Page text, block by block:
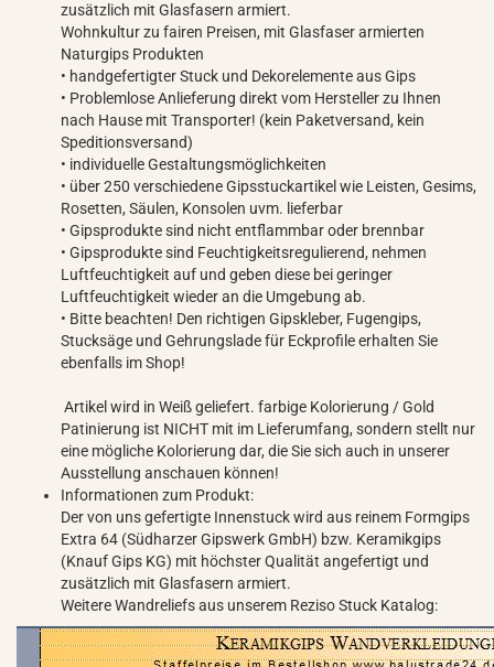
zusätzlich mit Glasfasern armiert.
Wohnkultur zu fairen Preisen, mit Glasfaser armierten
Naturgips Produkten
• handgefertigter Stuck und Dekorelemente aus Gips
• Problemlose Anlieferung direkt vom Hersteller zu Ihnen
nach Hause mit Transporter! (kein Paketversand, kein
Speditionsversand)
• individuelle Gestaltungsmöglichkeiten
• über 250 verschiedene Gipsstuckartikel wie Leisten, Gesims,
Rosetten, Säulen, Konsolen uvm. lieferbar
• Gipsprodukte sind nicht entflammbar oder brennbar
• Gipsprodukte sind Feuchtigkeitsregulierend, nehmen
Luftfeuchtigkeit auf und geben diese bei geringer
Luftfeuchtigkeit wieder an die Umgebung ab.
• Bitte beachten! Den richtigen Gipskleber, Fugengips,
Stucksäge und Gehrungslade für Eckprofile erhalten Sie
ebenfalls im Shop!
Artikel wird in Weiß geliefert. farbige Kolorierung / Gold
Patinierung ist NICHT mit im Lieferumfang, sondern stellt nur
eine mögliche Kolorierung dar, die Sie sich auch in unserer
Ausstellung anschauen können!
Informationen zum Produkt:
Der von uns gefertigte Innenstuck wird aus reinem Formgips
Extra 64 (Südharzer Gipswerk GmbH) bzw. Keramikgips
(Knauf Gips KG) mit höchster Qualität angefertigt und
zusätzlich mit Glasfasern armiert.
Weitere Wandreliefs aus unserem Reziso Stuck Katalog: